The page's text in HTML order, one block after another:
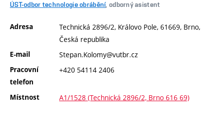
ÚST-odbor technologie obrábění, odborný asistent
Adresa
Technická 2896/2, Královo Pole, 61669, Brno,
Česká republika
E-mail Stepan.Kolomy@vutbr.cz
Pracovní
telefon
+420 54114 2406
Místnost A1/1528 (Technická 2896/2, Brno 616 69)